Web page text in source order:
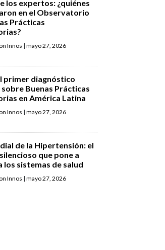
los expertos: ¿quiénes
en el Observatorio
Prácticas
Innos | mayo 27, 2026
primer diagnóstico
Buenas Prácticas
en América Latina
Innos | mayo 27, 2026
de la Hipertensión: el
que pone a
los sistemas de salud
Innos | mayo 27, 2026